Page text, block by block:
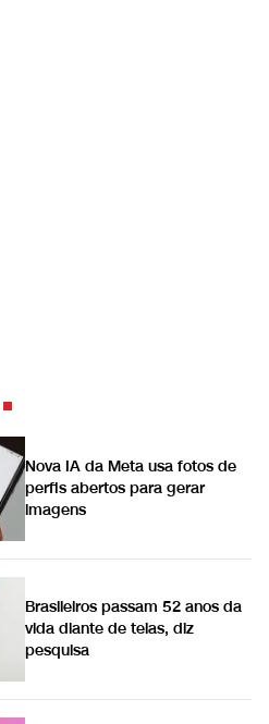
Nova IA da Meta usa fotos de
perfis abertos para gerar
imagens
Brasileiros passam 52 anos da
vida diante de telas, diz
pesquisa